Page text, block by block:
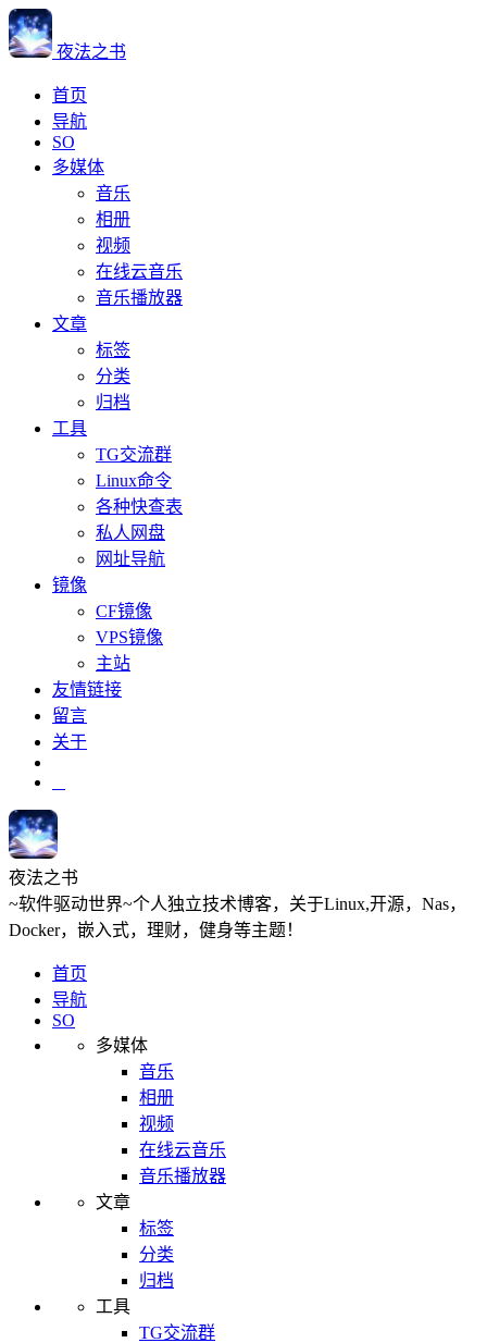
夜法之书
首页
导航
SO
多媒体
音乐
相册
视频
在线云音乐
音乐播放器
文章
标签
分类
归档
工具
TG交流群
Linux命令
各种快查表
私人网盘
网址导航
镜像
CF镜像
VPS镜像
主站
友情链接
留言
关于
夜法之书
~软件驱动世界~个人独立技术博客，关于Linux,开源，Nas，
Docker，嵌入式，理财，健身等主题！
首页
导航
SO
多媒体
音乐
相册
视频
在线云音乐
音乐播放器
文章
标签
分类
归档
工具
TG交流群